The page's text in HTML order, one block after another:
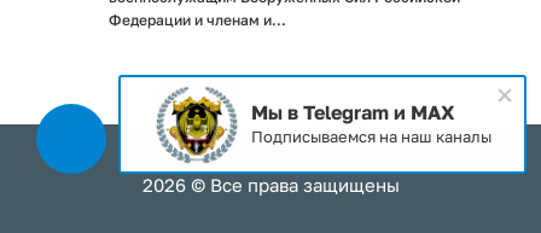
Федерации и членам и...
2026 © Все права защищены
Мы в Telegram и MAX
Подписываемся на наш каналы